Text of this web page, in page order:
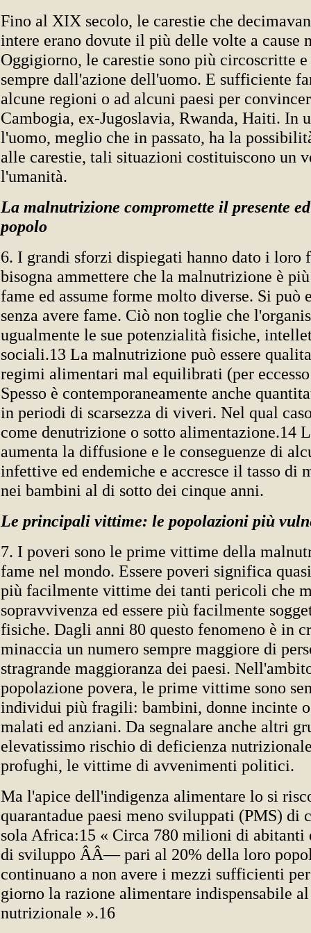
Fino al XIX secolo, le carestie che
intere erano dovute il più delle volte a cause
Oggigiorno, le carestie sono più circoscritte
sempre dall'azione dell'uomo. E sufficiente
alcune regioni o ad alcuni paesi per
Cambogia, ex-Jugoslavia, Rwanda, Haiti. In
l'uomo, meglio che in passato, ha la
alle carestie, tali situazioni costituiscono un
l'umanità.
La malnutrizione compromette il presente
popolo
6. I grandi sforzi dispiegati hanno dato i loro
bisogna ammettere che la malnutrizione è
fame ed assume forme molto diverse. Si può
senza avere fame. Ciò non toglie che
ugualmente le sue potenzialità fisiche,
sociali.13 La malnutrizione può essere
regimi alimentari mal equilibrati (per
Spesso è contemporaneamente anche
in periodi di scarsezza di viveri. Nel qual
come denutrizione o sotto alimentazione.14
aumenta la diffusione e le conseguenze di
infettive ed endemiche e accresce il tasso di
nei bambini al di sotto dei cinque anni.
Le principali vittime: le popolazioni più
7. I poveri sono le prime vittime della
fame nel mondo. Essere poveri significa
più facilmente vittime dei tanti pericoli che
sopravvivenza ed essere più facilmente
fisiche. Dagli anni 80 questo fenomeno è in
minaccia un numero sempre maggiore di
stragrande maggioranza dei paesi.
popolazione povera, le prime vittime sono
individui più fragili: bambini, donne incinte
malati ed anziani. Da segnalare anche altri
elevatissimo rischio di deficienza
profughi, le vittime di avvenimenti politici.
Ma l'apice dell'indigenza alimentare lo si
quarantadue paesi meno sviluppati (PMS) di
sola Africa:15 « Circa 780 milioni di abitanti
di sviluppo ÂÂ— pari al 20% della loro
continuano a non avere i mezzi sufficienti
giorno la razione alimentare indispensabile al
nutrizionale ».16